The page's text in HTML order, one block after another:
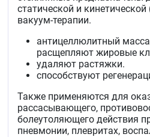
статической и
вакуум-терапии.
антицеллюлитный
расщепляют жировые
удаляют растяжки.
способствуют
Также применяются для
рассасывающего,
болеутоляющего действия
пневмонии, плевритах,